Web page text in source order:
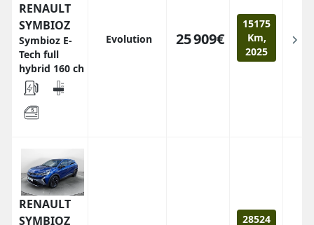
RENAULT
SYMBIOZ
Symbioz E-
Tech full
hybrid 160 ch
Evolution 25 909€
15175
Km,
2025
RENAULT
SYMBIOZ
28524